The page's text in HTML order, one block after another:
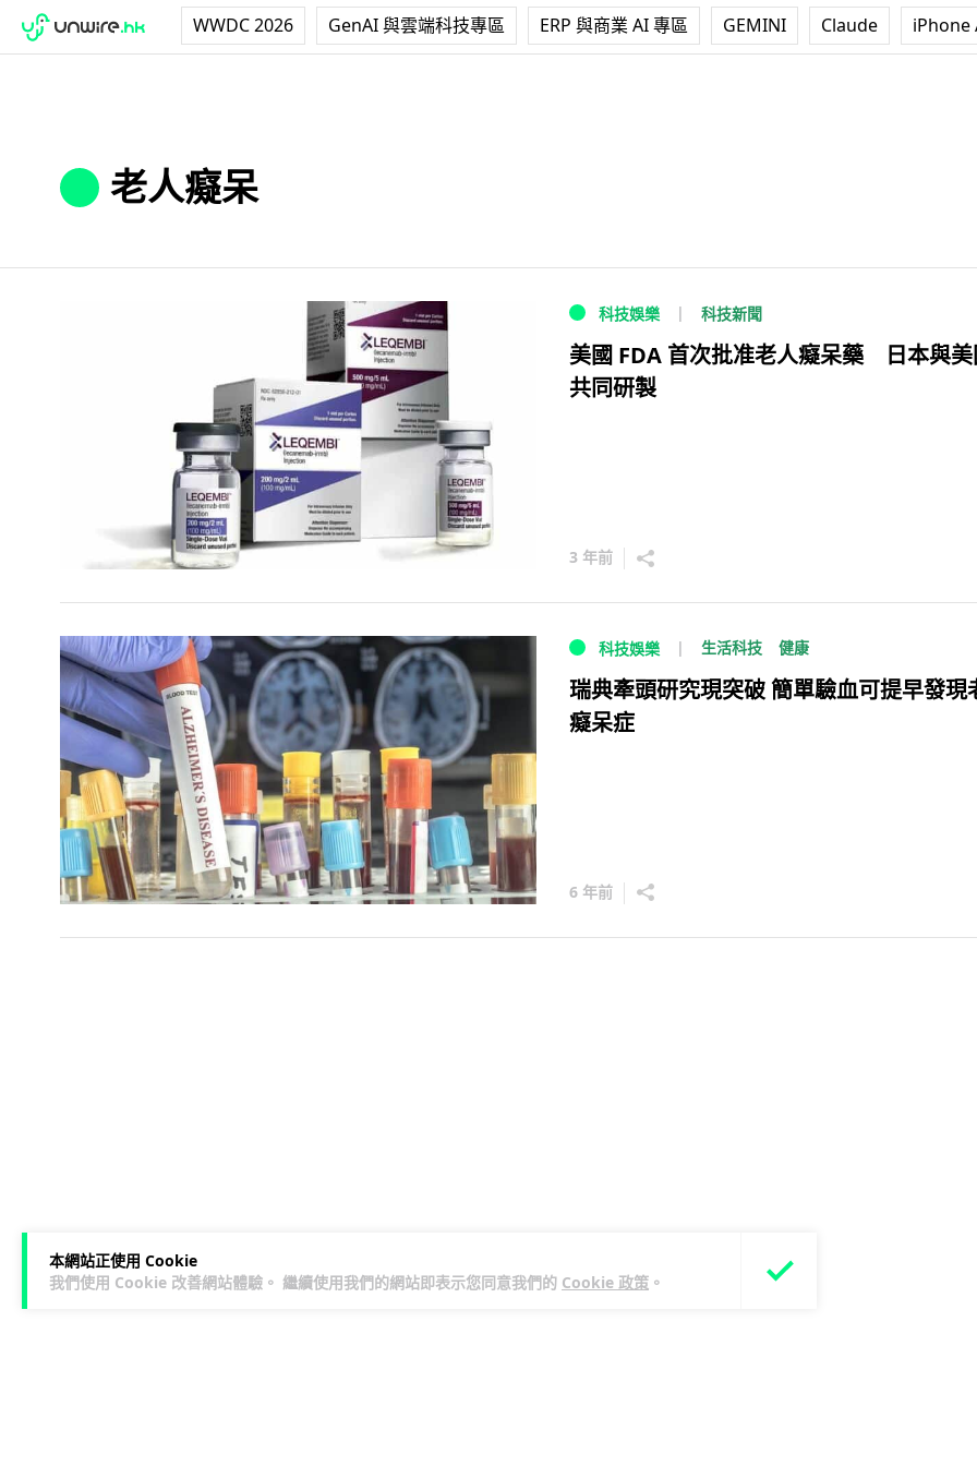
WWDC 2026 GenAI 與雲端科技專區 ERP 與商業 AI 專區 GEMINI Claude iPhone
本網站正使用 Cookie
我們使用 Cookie 改善網站體驗。 繼續使用我們的網站即表示您同意我們的 Cookie 政策 。
老人癡呆
科技娛樂 科技新聞
美國 FDA 首次批准老人癡呆藥 日本與
共同研製
3 年前
科技娛樂 生活科技 健康
瑞典牽頭研究現突破 簡單驗血可提早發現
癡呆症
6 年前